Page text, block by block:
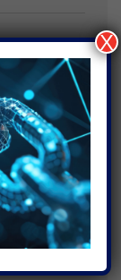
9, 20121
Torino
X